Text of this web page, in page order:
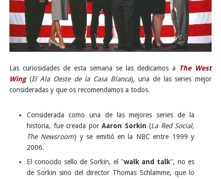
Las curiosidades de esta semana se las dedicamos a
The West
Wing(El Ala Oeste de la Casa Blanca), una de las series mejor
consideradas y que os recomendamos a todos.
Considerada como una de las mejores series de la
historia, fue creada por Aaron Sorkin (La Red Social,
The Newsroom) y se emitió en la NBC entre 1999 y
2006.
El conocido sello de Sorkin, el "walk and talk", no es
de Sorkin sino del director Thomas Schlamme, que lo